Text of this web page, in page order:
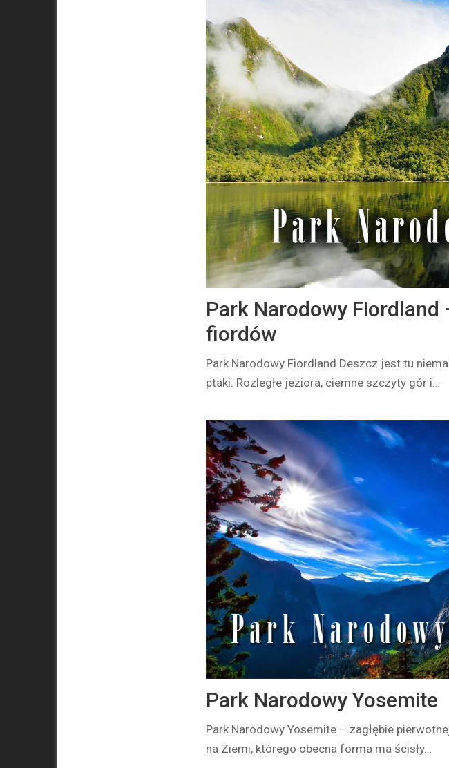
Park Narodowy
fiordów
Park Narodowy Fiordland Deszcz jest tu
ptaki. Rozległe jeziora, ciemne szczyty gór i…
Park Narodowy Yosemite
Park Narodowy Yosemite – zagłębie
na Ziemi, którego obecna forma ma ścisły…